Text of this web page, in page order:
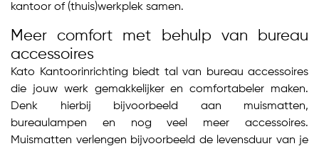
kantoor of (thuis)werkplek samen.
Meer comfort met behulp van bureau
accessoires
Kato Kantoorinrichting biedt tal van bureau accessoires
die jouw werk gemakkelijker en comfortabeler maken.
Denk hierbij bijvoorbeeld aan muismatten,
bureaulampen en nog veel meer accessoires.
Muismatten verlengen bijvoorbeeld de levensduur van je